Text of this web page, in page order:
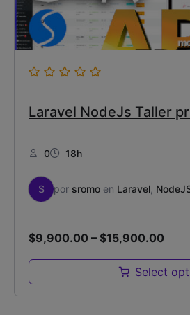
Laravel NodeJs Taller
0 18h
S por sromo en Laravel
$9,900.00 – $15,900.00
Select